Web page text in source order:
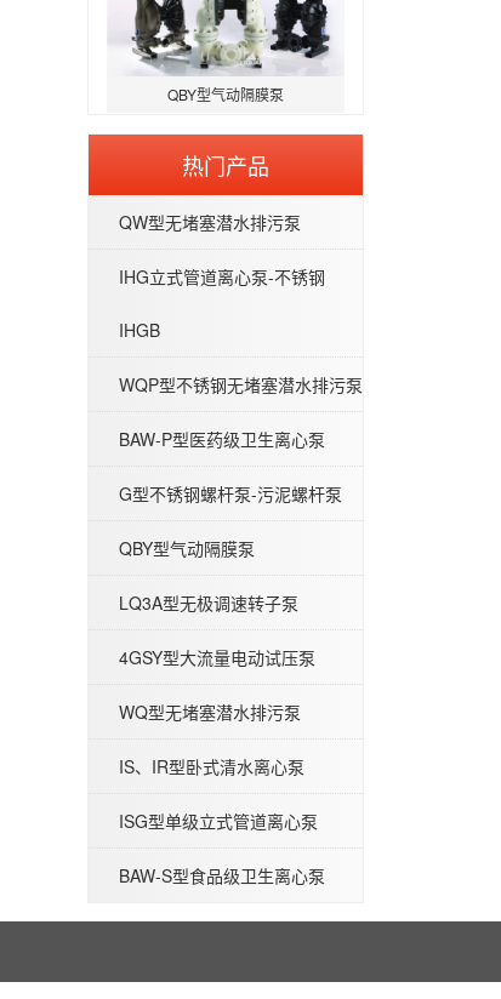
QBY型气动隔膜泵
QW型无堵塞潜水排污泵
IHG立式管道离心泵-不锈钢IHGB
热门产品
QW型无堵塞潜水排污泵
IHG立式管道离心泵-不锈钢
IHGB
WQP型不锈钢无堵塞潜水排污泵
BAW-P型医药级卫生离心泵
G型不锈钢螺杆泵-污泥螺杆泵
QBY型气动隔膜泵
LQ3A型无极调速转子泵
4GSY型大流量电动试压泵
WQ型无堵塞潜水排污泵
IS、IR型卧式清水离心泵
ISG型单级立式管道离心泵
BAW-S型食品级卫生离心泵